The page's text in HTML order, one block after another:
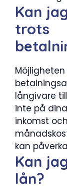
Kan
trots
långivare
inte på
inkomst
kan
Kan
lån?